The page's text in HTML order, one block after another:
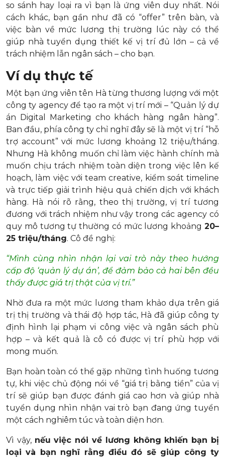
so sánh hay loại ra vì bạn là ứng viên duy nhất. Nói
cách khác, bạn gần như đã có “offer” trên bàn, và
việc bàn về mức lương thị trường lúc này có thể
giúp nhà tuyển dụng thiết kế vị trí đủ lớn – cả về
trách nhiệm lẫn ngân sách – cho bạn.
Ví dụ thực tế
Một bạn ứng viên tên Hà từng thương lượng với một
công ty agency để tạo ra một vị trí mới – “Quản lý dự
án Digital Marketing cho khách hàng ngân hàng”.
Ban đầu, phía công ty chỉ nghĩ đây sẽ là một vị trí “hỗ
trợ account” với mức lương khoảng 12 triệu/tháng.
Nhưng Hà không muốn chỉ làm việc hành chính mà
muốn chịu trách nhiệm toàn diện trong việc lên kế
hoạch, làm việc với team creative, kiểm soát timeline
và trực tiếp giải trình hiệu quả chiến dịch với khách
hàng. Hà nói rõ rằng, theo thị trường, vị trí tương
đương với trách nhiệm như vậy trong các agency có
quy mô tương tự thường có mức lương khoảng 20–
25 triệu/tháng. Cô đề nghị:
“Mình cùng nhìn nhận lại vai trò này theo hướng
cấp độ ‘quản lý dự án’, để đảm bảo cả hai bên đều
thấy được giá trị thật của vị trí.”
Nhờ đưa ra một mức lương tham khảo dựa trên giá
trị thị trường và thái độ hợp tác, Hà đã giúp công ty
định hình lại phạm vi công việc và ngân sách phù
hợp – và kết quả là cô có được vị trí phù hợp với
mong muốn.
Bạn hoàn toàn có thể gặp những tình huống tương
tự, khi việc chủ động nói về “giá trị bằng tiền” của vị
trí sẽ giúp bạn được đánh giá cao hơn và giúp nhà
tuyển dụng nhìn nhận vai trò bạn đang ứng tuyển
một cách nghiêm túc và toàn diện hơn.
Vì vậy, nếu việc nói về lương không khiến bạn bị
loại và bạn nghĩ rằng điều đó sẽ giúp công ty